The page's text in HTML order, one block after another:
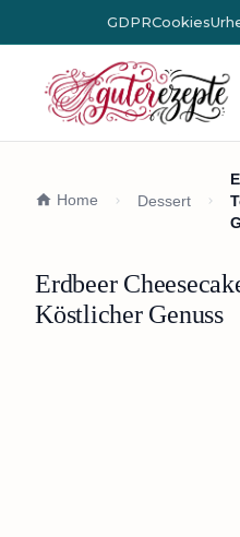
GDPRCookies
Home Dessert
Erdbeer
Köstlicher Genuss